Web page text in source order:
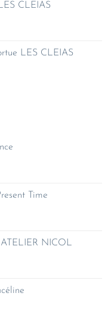
CLEIAS
LES CLEIAS
Time
NICOL